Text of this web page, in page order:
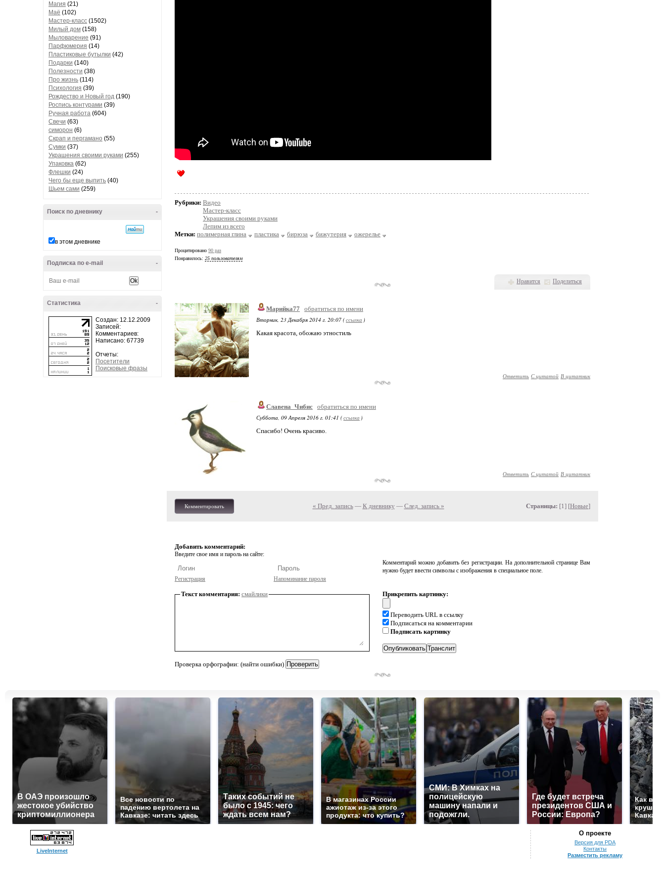
Магия (21)
Маё (102)
Мастер-класс (1502)
Милый дом (158)
Мыловарение (91)
Парфюмерия (14)
Пластиковые бутылки (42)
Подарки (140)
Полезности (38)
Про жизнь (114)
Психология (39)
Рождество и Новый год (190)
Роспись контурами (39)
Ручная работа (604)
Свечи (63)
симорон (6)
Скрап и пергамано (55)
Сумки (37)
Украшения своими руками (255)
Упаковка (62)
Флешки (24)
Чего бы еще выпить (40)
Шьем сами (259)
-
Поиск по дневнику
в этом дневнике
-
Подписка по e-mail
-
Статистика
Создан: 12.12.2009
Записей:
Комментариев:
Написано: 67739
Отчеты:
Посетители
Поисковые фразы
Рубрики: Видео
Мастер-класс
Украшения своими руками
Лепим из всего
Метки: полимерная глина пластика бирюза бижутерия ожерелье
Процитировано 90 раз
Понравилось: 25 пользователям
Нравится Поделиться
Марийка77
обратиться по имени
Вторник, 23 Декабря 2014 г. 20:07 (ссылка )
Какая красота, обожаю этностиль
Ответить С цитатой В цитатник
Славена_Чибис обратиться по имени
Суббота, 09 Апреля 2016 г. 01:41 (ссылка )
Спасибо! Очень красиво.
Ответить С цитатой В цитатник
Комментировать « Пред. запись— К дневнику — След. запись » Страницы: [1] [Новые]
Добавить комментарий:
Введите свое имя и пароль на сайте:
Регистрация Напоминание пароля
Комментарий можно добавить без регистрации. На дополнительной странице Вам
нужно будет ввести символы с изображения в специальное поле.
Текст комментария: смайлики
Проверка орфографии: (найти ошибки)
Прикрепить картинку:
Переводить URL в ссылку
Подписаться на комментарии
Подписать картинку
В ОАЭ произошло
жестокое убийство
криптомиллионера
Все новости по
падению вертолета на
Кавказе: читать здесь
Таких событий не
было с 1945: чего
ждать всем нам?
В магазинах России
ажиотаж из-за этого
продукта: что купить?
СМИ: В Химках на
полицейскую
машину напали и
подожгли.
Где будет встреча
президентов США и
России: Европа?
Как
LiveInternet
О проекте
Версия для PDA
Контакты
Разместить рекламу